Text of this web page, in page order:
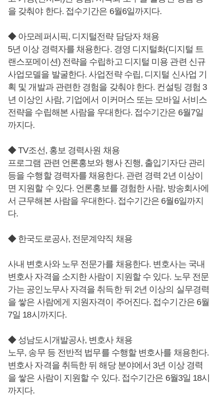
을 갖춰야 한다. 접수기간은 6월6일까지다.
◆ 아모레퍼시픽, 디지털전략 담당자 채용
5년 이상 경력자를 채용한다. 경영 디지털화(디지털 트
랜스포메이션) 전략을 수립하고 디지털 미용 관련 신규
사업모델을 발굴한다. 사업전략 수립, 디지털 신사업 기
획 및 개발과 관련한 경험을 갖춰야 한다. 컨설팅 경험 3
년 이상인 사람, 기업에서 이커머스 또는 모바일 서비스
전략을 수립해본 사람을 우대한다. 접수기간은 6월7일
까지다.
◆ TV조선, 홍보 경력사원 채용
프로그램 관련 언론홍보와 행사 진행, 출입기자단 관리
등을 수행할 경력자를 채용한다. 관련 경력 2년 이상이
면 지원할 수 있다. 언론홍보를 경험한 사람, 방송회사에
서 근무해본 사람을 우대한다. 접수기간은 6월6일까지
다.
◆ 한국도로공사, 전문계약직 채용
사내 변호사와 노무 전문가를 채용한다. 변호사는 국내
변호사 자격을 소지한 사람이 지원할 수 있다. 노무 전문
가는 공인노무사 자격을 취득한 뒤 2년 이상의 실무경력
을 쌓은 사람에게 지원자격이 주어진다. 접수기간은 6월
7일 18시까지다.
◆ 성남도시개발공사, 변호사 채용
노무, 송무 등 전반적 법무를 수행할 변호사를 채용한다.
변호사 자격을 취득한 뒤 해당 분야에서 3년 이상 경력
을 쌓은 사람이 지원할 수 있다. 접수기간은 6월3일 18시
까지다.